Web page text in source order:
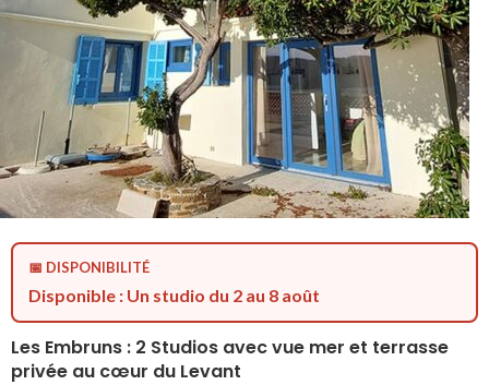
📅 DISPONIBILITÉ
Disponible : Un studio du 2 au 8 août
Les Embruns : 2 Studios avec vue mer et terrasse
privée au cœur du Levant